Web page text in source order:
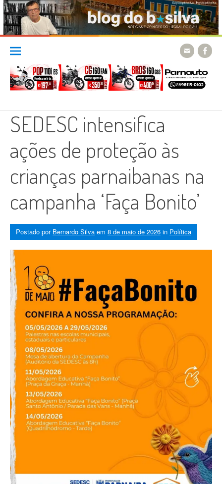
Skip
content
SEDESC intensifica
ações de proteção às
crianças parnaibanas na
campanha ‘Faça Bonito’
Postado por Bernardo Silva em 8 de maio de 2026 in Política